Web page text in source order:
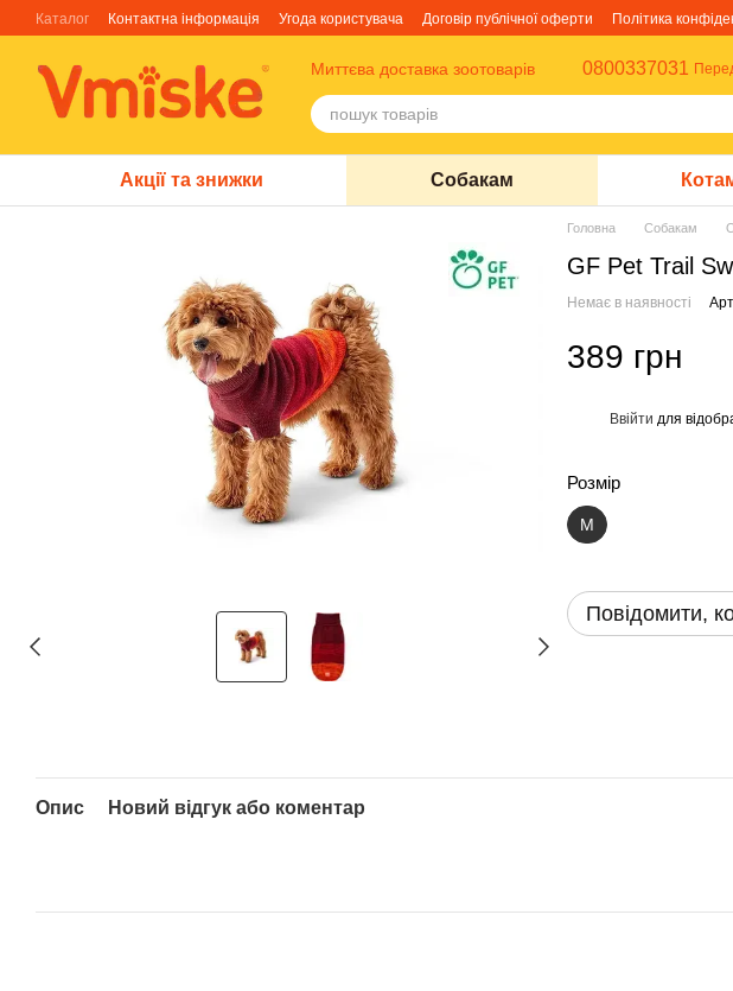
Перейти до основного контенту
Каталог Контактна інформація Угода користувача Договір публічної оферти Політика
Миттєва доставка зоотоварів 0800337031
Акції та знижки Собакам
Головна Собакам
GF Pet Trail
Немає в наявності
389 грн
Ввійти для
Розмір
M
Повідомити,
Опис Новий відгук або коментар